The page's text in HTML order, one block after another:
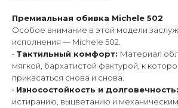
Премиальная обивка Michele 502
Особое внимание в этой модели
исполнения — Michele 502.
• Тактильный комфорт: Материал
мягкой, бархатистой фактурой, к
прикасаться снова и снова.
• Износостойкость и долговечность:
истиранию, выцветанию и